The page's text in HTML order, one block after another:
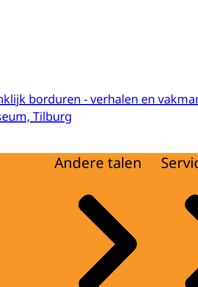
borduren - verhalen en
Tilburg
Andere talen